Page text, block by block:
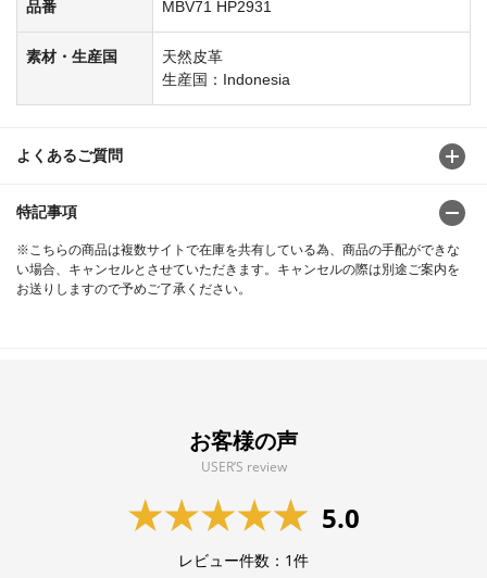
品番 MBV71 HP2931
素材・生産国
天然皮革
生産国：Indonesia
よくあるご質問
特記事項
※こちらの商品は複数サイトで在庫を共有している為、商品の手配ができな
い場合、キャンセルとさせていただきます。キャンセルの際は別途ご案内を
お送りしますので予めご了承ください。
お客様の声
USER’S review
5.0
レビュー件数： 1件